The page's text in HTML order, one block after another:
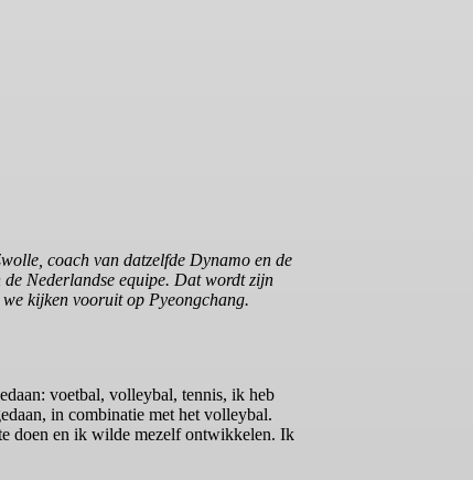
coach van datzelfde Dynamo en de
Nederlandse equipe. Dat wordt zijn
kijken vooruit op Pyeongchang.
voetbal, volleybal, tennis, ik heb
in combinatie met het volleybal.
doen en ik wilde mezelf ontwikkelen. Ik